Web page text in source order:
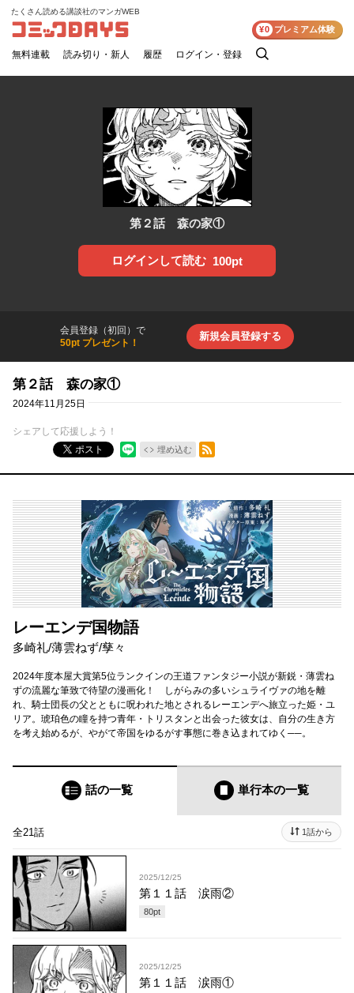
コミックDAYS
たくさん読める講談社のマンガWEB
無料連載 読み切り・新人 履歴 ログイン・登録
検
¥0 プレミアム体験
第２話 森の家①
ログインして読む 100pt
会員登録（初回）で
50pt プレゼント！
新規会員登録する
第２話 森の家①
2024年11月25日
シェアして応援しよう！
ポスト
埋め込む
RSSフィード
レーエンデ国物語
多崎礼/薄雲ねず/孳々
2024年度本屋大賞第5位ランクインの王道ファンタジー小説が新鋭・薄雲ね
ずの流麗な筆致で待望の漫画化！ しがらみの多いシュライヴァの地を離
れ、騎士団長の父とともに呪われた地とされるレーエンデへ旅立った姫・ユ
リア。琥珀色の瞳を持つ青年・トリスタンと出会った彼女は、自分の生き方
を考え始めるが、やがて帝国をゆるがす事態に巻き込まれてゆく──。
話の一覧 単行本の一覧
全21話 1話から
2025/12/25
第１１話 涙雨②
80pt
2025/12/25
第１１話 涙雨①